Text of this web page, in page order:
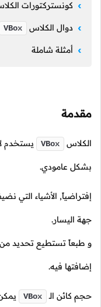
كونستركتورات
دوال الكلاس VBox
أمثلة شاملة
مقدمة
الكلاس VBox يستخدم
بشكل عامودي.
إفتراضياً, الأشياء التي
جهة اليسار.
و طبعاً تستطيع تحديد من
إضافتها فيه.
حجم كائن الـ VBox